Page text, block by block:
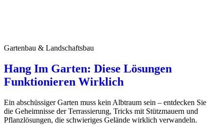
Gartenbau & Landschaftsbau
Hang Im Garten: Diese Lösungen
Funktionieren Wirklich
Ein abschüssiger Garten muss kein Albtraum sein – entdecken Sie
die Geheimnisse der Terrassierung, Tricks mit Stützmauern und
Pflanzlösungen, die schwieriges Gelände wirklich verwandeln.